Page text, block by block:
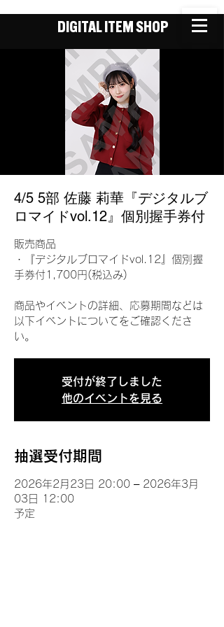
DIGITAL ITEM SHOP
4/5 5部 佐藤 莉華『デジタルブ
ロマイドvol.12』個別握手券付
販売商品
・『デジタルブロマイドvol.12』個別握
手券付1,700円(税込み)
商品やイベントの詳細、応募期間などは
以下イベントについてをご確認くださ
い。
受付が終了しました
他のイベントを見る
抽選受付期間
2026年2月23日 20:00 – 2026年3月
03日 12:00
予定